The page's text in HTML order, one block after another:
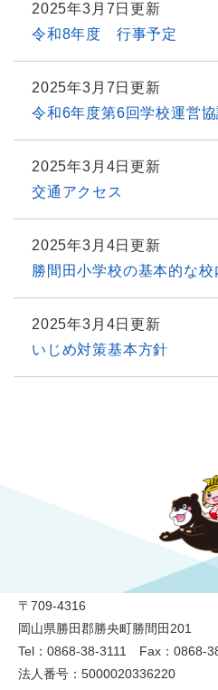
2025年3月7日更新
令和8年度 行事予定
2025年3月7日更新
令和6年度第6回学校運営協
2025年3月4日更新
交通アクセス
2025年3月4日更新
勝間田小学校の基本的な校
2025年3月4日更新
いじめ対策基本方針
〒709-4316
岡山県勝田郡勝央町勝間田201
Tel：0868-38-3111 Fax：0868-
法人番号：5000020336220